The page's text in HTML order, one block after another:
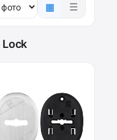
▦ ☰
Lock